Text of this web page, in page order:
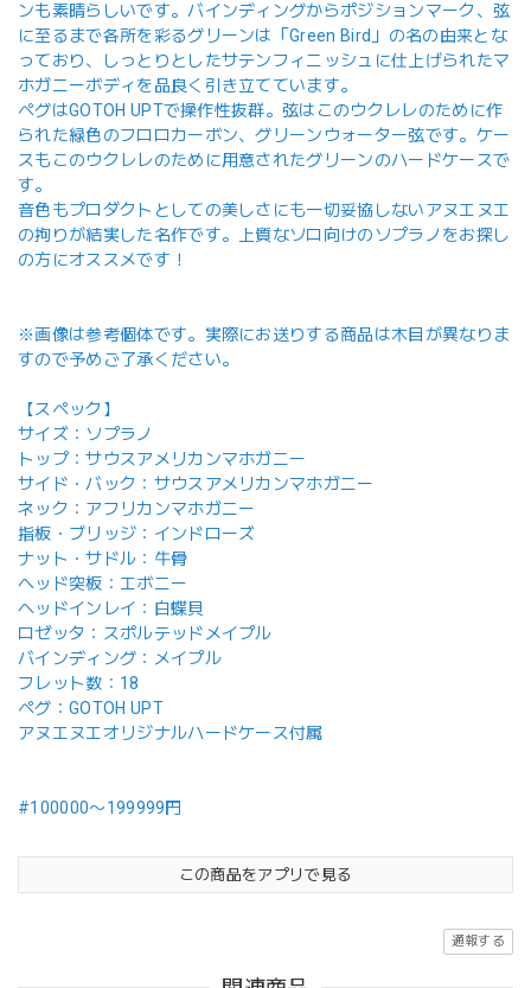
ンも素晴らしいです。バインディングからポジションマーク、弦
に至るまで各所を彩るグリーンは「Green Bird」の名の由来とな
っており、しっとりとしたサテンフィニッシュに仕上げられたマ
ホガニーボディを品良く引き立てています。
ペグはGOTOH UPTで操作性抜群。弦はこのウクレレのために作
られた緑色のフロロカーボン、グリーンウォーター弦です。ケー
スもこのウクレレのために用意されたグリーンのハードケースで
す。
音色もプロダクトとしての美しさにも一切妥協しないアヌエヌエ
の拘りが結実した名作です。上質なソロ向けのソプラノをお探し
の方にオススメです！
※画像は参考個体です。実際にお送りする商品は木目が異なりま
すので予めご了承ください。
【スペック】
サイズ：ソプラノ
トップ：サウスアメリカンマホガニー
サイド・バック：サウスアメリカンマホガニー
ネック：アフリカンマホガニー
指板・ブリッジ：インドローズ
ナット・サドル：牛骨
ヘッド突板：エボニー
ヘッドインレイ：白蝶貝
ロゼッタ：スポルテッドメイプル
バインディング：メイプル
フレット数：18
ペグ：GOTOH UPT
アヌエヌエオリジナルハードケース付属
#100000〜199999円
この商品をアプリで見る
通報する